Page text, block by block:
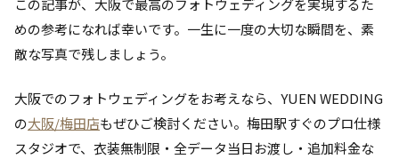
この記事が、大阪で最高のフォトウェディングを実現するた
めの参考になれば幸いです。一生に一度の大切な瞬間を、素
敵な写真で残しましょう。
大阪でのフォトウェディングをお考えなら、YUEN WEDDING
の大阪/梅田店もぜひご検討ください。梅田駅すぐのプロ仕様
スタジオで、衣装無制限・全データ当日お渡し・追加料金な